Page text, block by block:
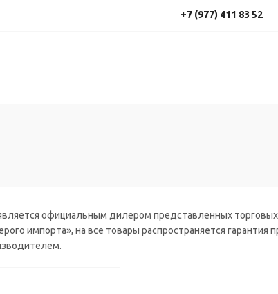
+7 (977) 411 83 52
официальным дилером представленных
импорта», на все товары распространяется